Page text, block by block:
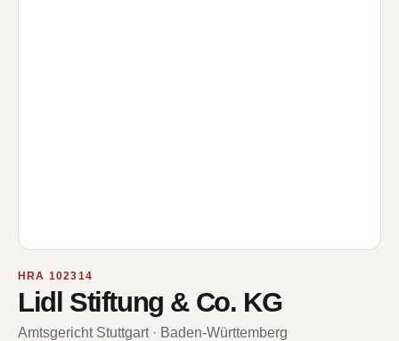
HRA 102314
Lidl Stiftung & Co. KG
Amtsgericht Stuttgart · Baden-Württemberg